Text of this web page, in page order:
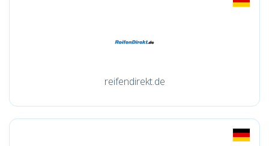
reifendirekt.de